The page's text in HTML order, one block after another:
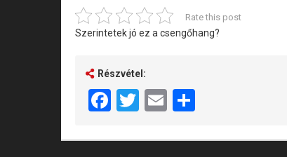
Rate this post
Szerintetek jó ez a csengőhang?
Részvétel:
Facebook
Twitter
Email